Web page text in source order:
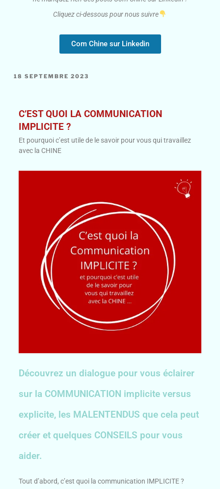
Cliquez ci-dessous pour nous suivre
Com Chine sur Linkedin
18 SEPTEMBRE 2023
C’EST QUOI LA COMMUNICATION
IMPLICITE ?
Et pourquoi c’est utile de le savoir pour vous qui travaillez
avec la CHINE
Découvrez un dialogue pour vous éclairer
sur la COMMUNICATION implicite versus
explicite, les MALENTENDUS que cela peut
créer et quelques CONSEILS pour vous
aider.
Tout d’abord, c’est quoi la communication IMPLICITE ?